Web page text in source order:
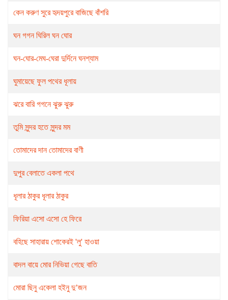
কেন করুণ সুরে হৃদয়পুরে বাজিছে বাঁশরি
ঘন গগন ঘিরিল ঘন ঘোর
ঘন-ঘোর-মেঘ-ঘেরা দুর্দিনে ঘনশ্যাম
ঘুমায়েছে ফুল পথের ধূলায়
ঝরে বারি গগনে ঝুরু ঝুরু
তুমি সুন্দর হতে সুন্দর মম
তোমাদের দান তোমাদের বাণী
দুপুর বেলাতে একলা পথে
ধূলার ঠাকুর ধূলার ঠাকুর
ফিরিয়া এসো এসো হে ফিরে
বহিছে সাহারায় শোকেরই 'লু' হাওয়া
বাদল বায়ে মোর নিভিয়া গেছে বাতি
মোরা ছিনু একেলা হইনু দু’জন